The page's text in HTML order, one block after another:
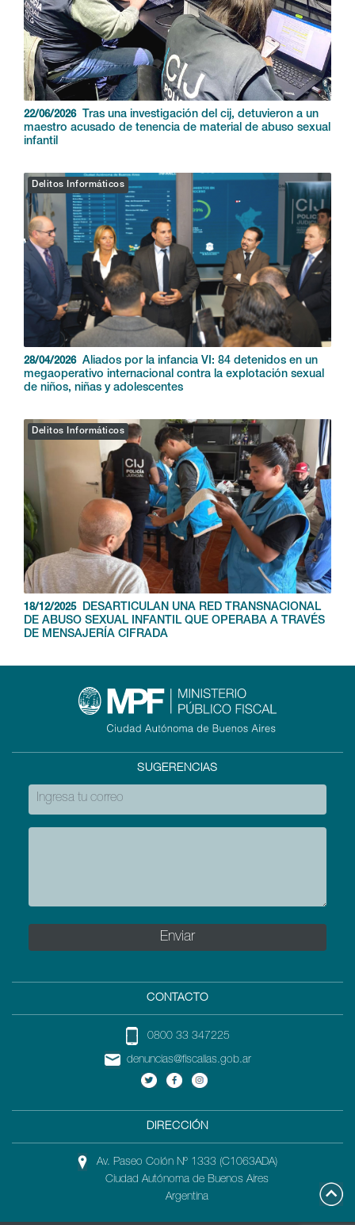
22/06/2026
Tras una investigación del cij, detuvieron a un
maestro acusado de tenencia de material de abuso sexual
infantil
Delitos Informáticos
28/04/2026
Aliados por la infancia VI: 84 detenidos en un
megaoperativo internacional contra la explotación sexual
de niños, niñas y adolescentes
Delitos Informáticos
18/12/2025
DESARTICULAN UNA RED TRANSNACIONAL
DE ABUSO SEXUAL INFANTIL QUE OPERABA A TRAVÉS
DE MENSAJERÍA CIFRADA
SUGERENCIAS
CONTACTO
0800 33 347225
denuncias@fiscalias.gob.ar
DIRECCIÓN
Av. Paseo Colón Nº 1333 (C1063ADA)
Ciudad Autónoma de Buenos Aires
Argentina